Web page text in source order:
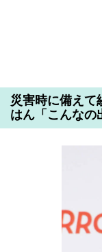
災害時に備えて
はん「こんなの